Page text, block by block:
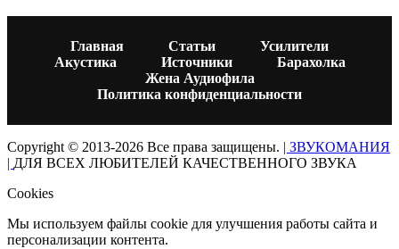
Главная Статьи
Усилители
Акустика
Источники
Барахолка
Жена Аудиофила
Политика конфиденциальности
Copyright © 2013-2026 Все права защищены. | ЗВУКОМАНИЯ
| ДЛЯ ВСЕХ ЛЮБИТЕЛЕЙ КАЧЕСТВЕННОГО ЗВУКА
Cookies
Мы используем файлы cookie для улучшения работы сайта и
персонализации контента.